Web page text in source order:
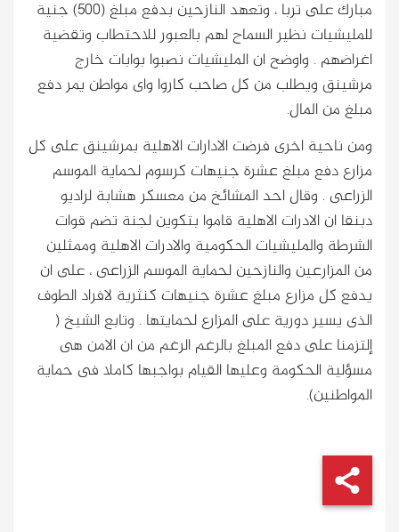
مبارك على تربا ، وتعهد النازحين بدفع مبلغ (500) جنية
للمليشيات نظير السماح لهم بالعبور للاحتطاب وتقضية
اغراضهم . واوضح ان المليشيات نصبوا بوابات خارج
مرشينق ويطلب من كل صاحب كاروا واى مواطن يمر دفع
مبلغ من المال.
ومن ناحية اخرى فرضت الادارات الاهلية بمرشينق على كل
مزارع دفع مبلغ عشرة جنيهات كرسوم لحماية الموسم
الزراعى . وقال احد المشائخ من معسكر هشابة لراديو
دبنقا ان الادرات الاهلية قاموا بتكوين لجنة تضم قوات
الشرطة والمليشيات الحكومية والادرات الاهلية وممثلين
من المزارعين والنازحين لحماية الموسم الزراعى ، على ان
يدفع كل مزارع مبلغ عشرة جنيهات كنثرية لافراد الطوف
الذى يسير دورية على المزارع لحمايتها . وتابع الشيخ (
إلتزمنا على دفع المبلغ بالرغم الرغم من ان الامن هى
مسؤلية الحكومة وعليها القيام بواجبها كاملا فى حماية
المواطنين).